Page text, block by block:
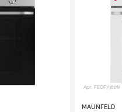
Арт. FEOF7381W
MAUNFELD